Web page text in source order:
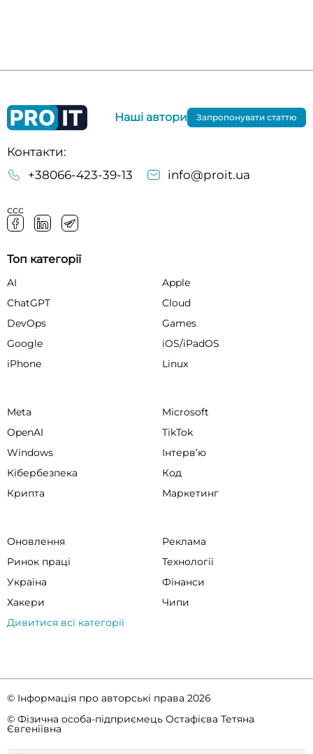
Контакти:
+38066-423-39-13
info@proit.ua
ссс
Наші автори Запропонувати статтю
Топ категорії
AI
Apple
ChatGPT
Cloud
DevOps
Games
Google
iOS/iPadOS
iPhone
Linux
Meta
Microsoft
OpenAI
TikTok
Windows
Інтервʼю
Кібербезпека
Код
Крипта
Маркетинг
Оновлення
Реклама
Ринок праці
Технології
Україна
Фінанси
Хакери
Чипи
Дивитися всі категорії
© Інформація про авторські права 2026
© Фізична особа-підприємець Остафієва Тетяна
Євгеніївна